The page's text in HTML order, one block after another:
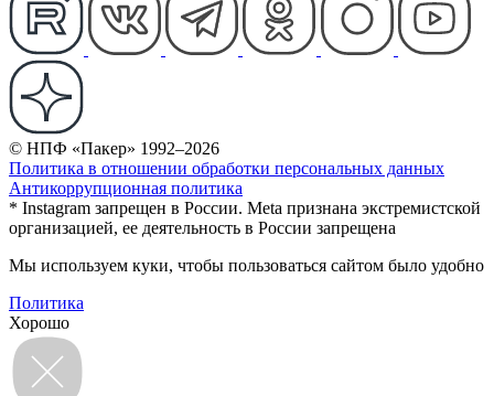
© НПФ «Пакер» 1992–2026
Политика в отношении обработки персональных данных
Антикоррупционная политика
* Instagram запрещен в России. Meta признана экстремистской
организацией, ее деятельность в России запрещена
Мы используем куки, чтобы пользоваться сайтом было удобно
Политика
Хорошо